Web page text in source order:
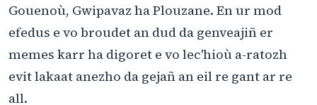
Gouenoù, Gwipavaz ha Plouzane. En ur mod
efedus e vo broudet an dud da genveajiñ er
memes karr ha digoret e vo lec'hioù a-ratozh
evit lakaat anezho da gejañ an eil re gant ar re
all.